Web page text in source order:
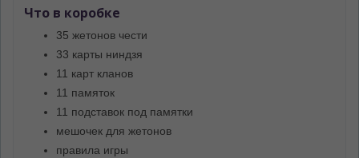
Что в коробке
35 жетонов чести
33 карты ниндзя
11 карт кланов
11 памяток
11 подставок под памятки
мешочек для жетонов
правила игры